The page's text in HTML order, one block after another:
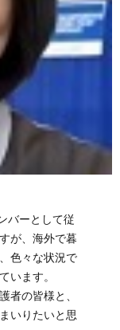
バーとして従
が、海外で暮
色々な状況で
います。
者の皆様と、
いりたいと思